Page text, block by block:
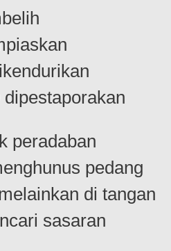
dipestaporakan
peradaban
pedang
di tangan
sasaran